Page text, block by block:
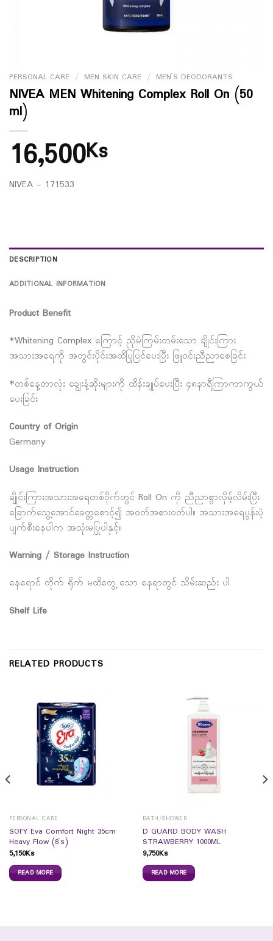
PERSONAL CARE / MEN SKIN CARE / MEN`S DEODORANTS
NIVEA MEN Whitening Complex Roll On (50
ml)
16,500Ks
NIVEA – 171533
DESCRIPTION
ADDITIONAL INFORMATION
Product Benefit
*Whitening Complex ကြောင့် ညိုမဲကြမ်းတမ်းသော ချိုင်းကြား
အသားအရေကို အတွင်းပိုင်းအထိပြုပြင်ပေးပြီး ဖြူဝင်းညီညာစေခြင်း
*တစ်နေ့တာလုံး ချွေးနံ့ဆိုးများကို ထိန်းချုပ်ပေးပြီး ၄၈နာရီကြာကာကွယ်
ပေးခြင်း
Country of Origin
Germany
Usage Instruction
ချိုင်းကြားအသားအရေတစ်ဝိုက်တွင် Roll On ကို ညီညာစွာလှိမ့်လိမ်းပြီး
‌ခြောက်သွေ့အောင်ခေတ္တစောင့်၍ အဝတ်အစားဝတ်ပါ။ အသားအရေပွန်းပဲ့
ပျက်စီးနေပါက အသုံးမပြုပါနှင့်။
Warning / Storage Instruction
နေရောင် တိုက် ရိုက် မထိတွေ့ သော နေရာတွင် သိမ်းဆည်း ပါ
Shelf Life
RELATED PRODUCTS
PERSONAL CARE
SOFY Eva Comfort Night 35cm
Heavy Flow (8`s)
5,150Ks
READ MORE
BATH/SHOWER
D GUARD BODY WASH
STRAWBERRY 1000ML
9,750Ks
READ MORE